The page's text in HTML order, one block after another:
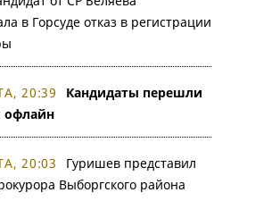
в Горсуде отказ в регистрации
20:39
Кандидаты перешли
20:03
Гуришев представил
Выборгского района